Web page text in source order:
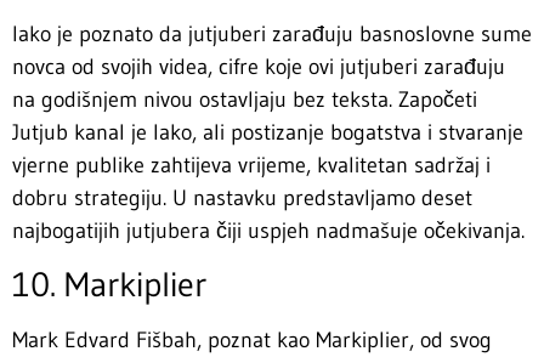
Iako je poznato da jutjuberi zarađuju basnoslovne sume
novca od svojih videa, cifre koje ovi jutjuberi zarađuju
na godišnjem nivou ostavljaju bez teksta. Započeti
Jutjub kanal je lako, ali postizanje bogatstva i stvaranje
vjerne publike zahtijeva vrijeme, kvalitetan sadržaj i
dobru strategiju. U nastavku predstavljamo deset
najbogatijih jutjubera čiji uspjeh nadmašuje očekivanja.
10. Markiplier
Mark Edvard Fišbah, poznat kao Markiplier, od svog